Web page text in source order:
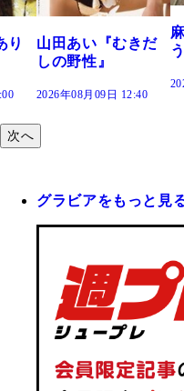
だ
麻倉瑞季『夏がそ
うさせた』
次へ
グラビアをもっと見